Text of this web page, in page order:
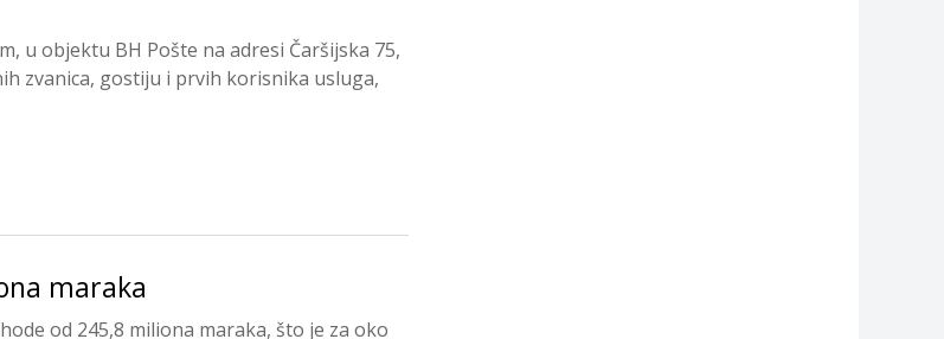
u objektu BH Pošte na adresi Čaršijska 75,
zvanica, gostiju i prvih korisnika usluga,
maraka
od 245,8 miliona maraka, što je za oko